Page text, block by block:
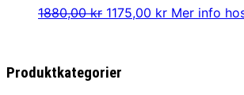
1880,00kr Det
1880,00 kr.
1175,00 krDet
Mer info
Produktkategorier